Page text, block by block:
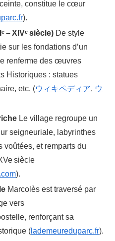
constitue le cœur
).
– XIVᵉ siècle) De style
sur les fondations d’un
renferme des œuvres
Historiques : statues
etc. (ウィキペディア, ウ
Le village regroupe un
seigneuriale, labyrinthes
voûtées, et remparts du
siècle
).
Marcolès est traversé par
vers
renforçant sa
( lademeureduparc.fr).